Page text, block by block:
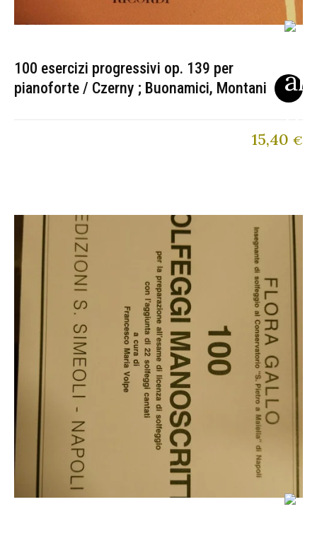
100 esercizi progressivi op. 139 per
pianoforte / Czerny ; Buonamici, Montani
15,40 €